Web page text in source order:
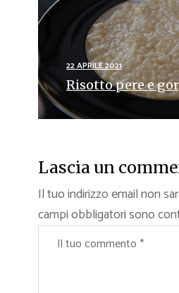
22 APRILE 2021
Risotto pere e
Lascia un
Il tuo indirizzo email non
campi obbligatori sono